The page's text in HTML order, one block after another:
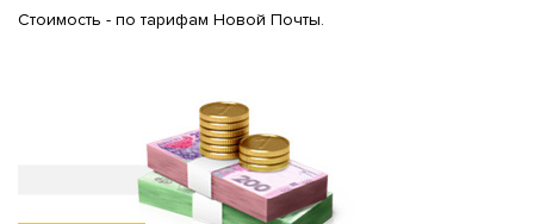
Стоимость - по тарифам Новой Почты.